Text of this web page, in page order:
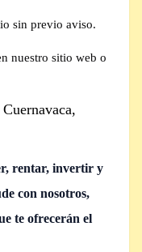
sin previo aviso.
nuestro sitio web o
rentar, invertir y
con nosotros,
te ofrecerán el